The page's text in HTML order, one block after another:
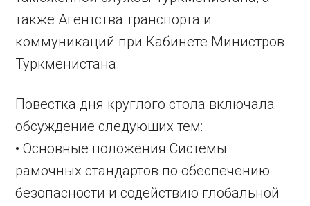
также Агентства транспорта и
коммуникаций при Кабинете Министров
Туркменистана.
Повестка дня круглого стола включала
обсуждение следующих тем:
• Основные положения Системы
рамочных стандартов по обеспечению
безопасности и содействию глобальной